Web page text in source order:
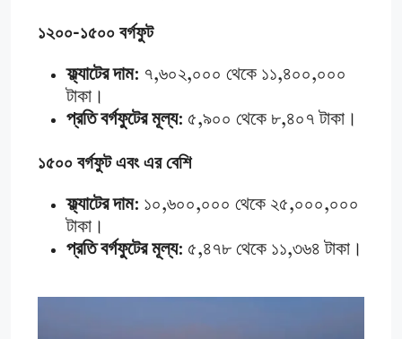
১২০০-১৫০০ বর্গফুট
ফ্ল্যাটের দাম: ৭,৬০২,০০০ থেকে ১১,৪০০,০০০
টাকা।
প্রতি বর্গফুটের মূল্য: ৫,৯০০ থেকে ৮,৪০৭ টাকা।
১৫০০ বর্গফুট এবং এর বেশি
ফ্ল্যাটের দাম: ১০,৬০০,০০০ থেকে ২৫,০০০,০০০
টাকা।
প্রতি বর্গফুটের মূল্য: ৫,৪৭৮ থেকে ১১,৩৬৪ টাকা।